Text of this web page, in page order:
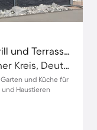
Tolles Ferienhaus mit Garten, Grill und Terrasse | Hunde erlaubt
Odenthal, Rheinisch-Bergischer Kreis, Deutschland
und Küche für
Haustieren